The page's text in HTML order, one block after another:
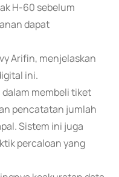
H-60 sebelum
dapat
Arifin, menjelaskan
ini.
membeli tiket
pencatatan jumlah
Sistem ini juga
percaloan yang